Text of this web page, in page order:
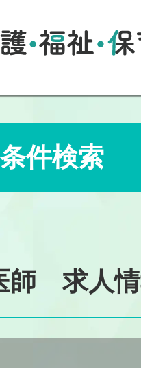
件検索
師 求人